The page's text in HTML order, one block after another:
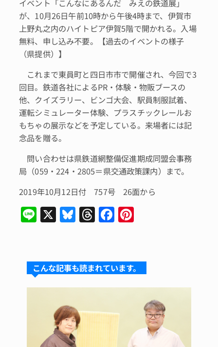
イベント「こんなにあるんだ みえの鉄道展」
が、10月26日午前10時から午後4時まで、伊賀市
上野丸之内のハイトピア伊賀5階で開かれる。入場
無料、申し込み不要。【過去のイベントの様子
（県提供）】
これまで東員町と四日市市で開催され、今回で3
回目。鉄道各社によるPR・体験・物販ブースの
他、クイズラリー、ビンゴ大会、駅員制服試着、
運転シミュレーター体験、プラスチックレールお
もちゃの展示などを予定している。来場者には記
念品を贈る。
問い合わせは県鉄道網整備促進期成同盟会事務
局（059・224・2805＝県交通政策課内）まで。
2019年10月12日付 757号 26面から
Li X Bl
s
k
y
T
a
d
s
F
e
b
o
o
k
re
st
こんな記事も読まれています。